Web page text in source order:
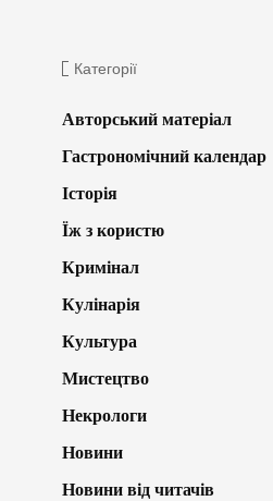
Категорії
Авторський матеріал
Гастрономічний календар
Історія
Їж з користю
Кримінал
Кулінарія
Культура
Мистецтво
Некрологи
Новини
Новини від читачів